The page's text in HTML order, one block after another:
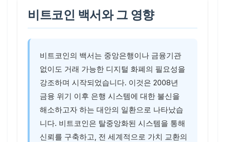
비트코인 백서와 그 영향
비트코인의 백서는 중앙은행이나 금융기관
없이도 거래 가능한 디지털 화폐의 필요성을
강조하며 시작되었습니다. 이것은 2008년
금융 위기 이후 은행 시스템에 대한 불신을
해소하고자 하는 대안의 일환으로 나타났습
니다. 비트코인은 탈중앙화된 시스템을 통해
신뢰를 구축하고, 전 세계적으로 가치 교환의